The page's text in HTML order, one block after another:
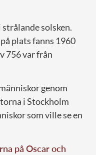
solsken.
plats fanns 1960
756 var från
genom
i Stockholm
som ville se en
på Oscar och